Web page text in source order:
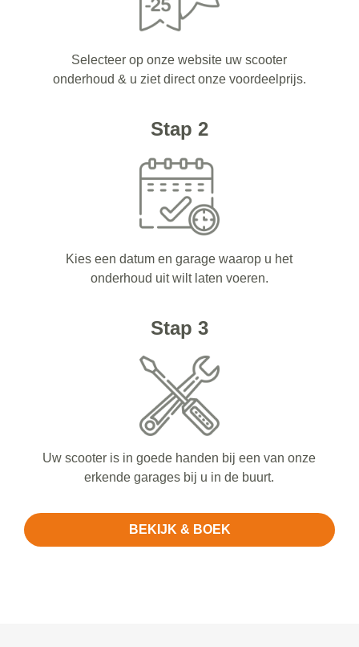
Selecteer op onze website uw scooter
onderhoud & u ziet direct onze voordeelprijs.
Stap 2
Kies een datum en garage waarop u het
onderhoud uit wilt laten voeren.
Stap 3
Uw scooter is in goede handen bij een van onze
erkende garages bij u in de buurt.
BEKIJK & BOEK